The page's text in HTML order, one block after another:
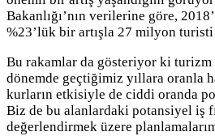
Bakanlığı’nın verilerine göre,
%23’lük bir artışla 27 milyon turisti
Bu rakamlar da gösteriyor ki
dönemde geçtiğimiz yıllara oranla
kurların etkisiyle de ciddi oranda
Biz de bu alanlardaki potansiyel iş
değerlendirmek üzere